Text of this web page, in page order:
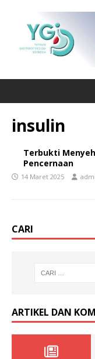
insulin
Terbukti
Pencernaan
14 Maret 2025
CARI
ARTIKEL DAN